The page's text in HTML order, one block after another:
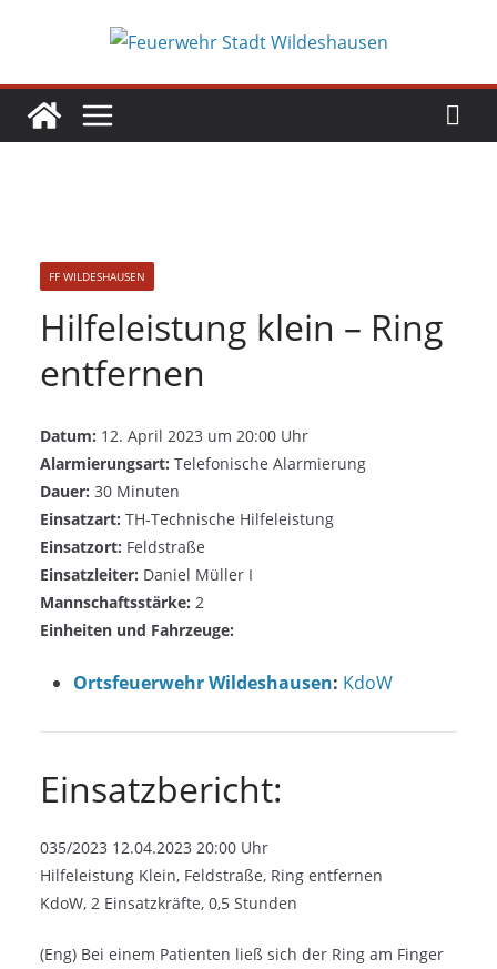
FF WILDESHAUSEN
Hilfeleistung klein – Ring
entfernen
Datum: 12. April 2023 um 20:00 Uhr
Alarmierungsart: Telefonische Alarmierung
Dauer: 30 Minuten
Einsatzart: TH-Technische Hilfeleistung
Einsatzort: Feldstraße
Einsatzleiter: Daniel Müller I
Mannschaftsstärke: 2
Einheiten und Fahrzeuge:
Ortsfeuerwehr Wildeshausen: KdoW
Einsatzbericht:
035/2023 12.04.2023 20:00 Uhr
Hilfeleistung Klein, Feldstraße, Ring entfernen
KdoW, 2 Einsatzkräfte, 0,5 Stunden
(Eng) Bei einem Patienten ließ sich der Ring am Finger